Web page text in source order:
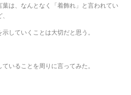
は、なんとなく「着飾れ」と言われてい
していくことは大切だと思う。
いることを周りに言ってみた。